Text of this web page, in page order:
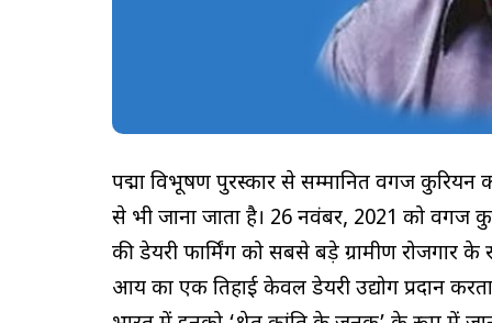
पद्मा विभूषण पुरस्कार से सम्मानित वर्गीज
से भी जाना जाता है। 26 नवंबर, 2021 को वर्गीज
की डेयरी फार्मिंग को सबसे बड़े ग्रामीण
आय का एक तिहाई केवल डेयरी उद्योग प्रदान